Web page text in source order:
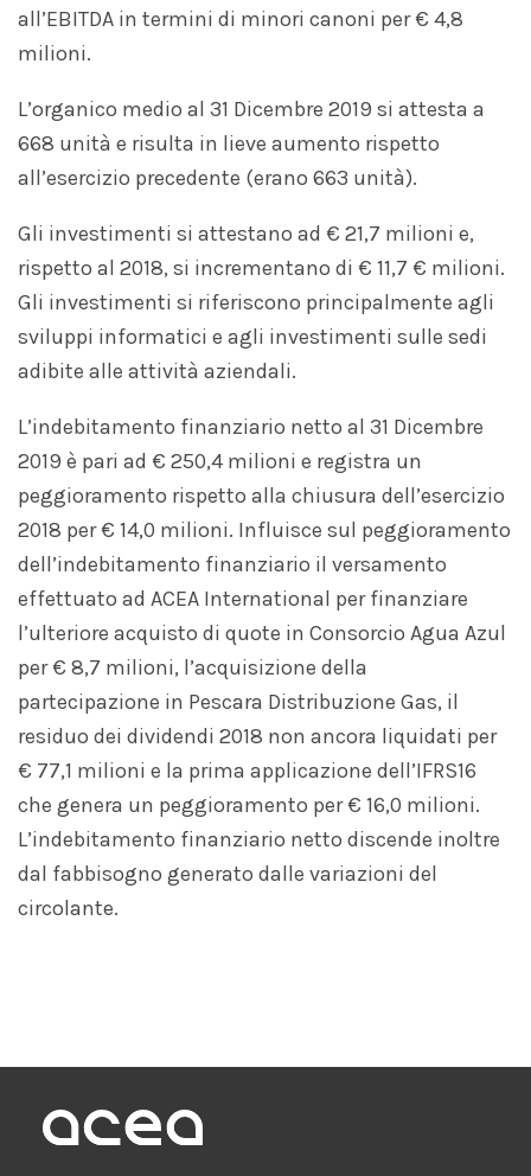
all’EBITDA in termini di minori canoni per € 4,8
milioni.
L’organico medio al 31 Dicembre 2019 si attesta a
668 unità e risulta in lieve aumento rispetto
all’esercizio precedente (erano 663 unità).
Gli investimenti si attestano ad € 21,7 milioni e,
rispetto al 2018, si incrementano di € 11,7 € milioni.
Gli investimenti si riferiscono principalmente agli
sviluppi informatici e agli investimenti sulle sedi
adibite alle attività aziendali.
L’indebitamento finanziario netto al 31 Dicembre
2019 è pari ad € 250,4 milioni e registra un
peggioramento rispetto alla chiusura dell’esercizio
2018 per € 14,0 milioni. Influisce sul peggioramento
dell’indebitamento finanziario il versamento
effettuato ad ACEA International per finanziare
l’ulteriore acquisto di quote in Consorcio Agua Azul
per € 8,7 milioni, l’acquisizione della
partecipazione in Pescara Distribuzione Gas, il
residuo dei dividendi 2018 non ancora liquidati per
€ 77,1 milioni e la prima applicazione dell’IFRS16
che genera un peggioramento per € 16,0 milioni.
L’indebitamento finanziario netto discende inoltre
dal fabbisogno generato dalle variazioni del
circolante.